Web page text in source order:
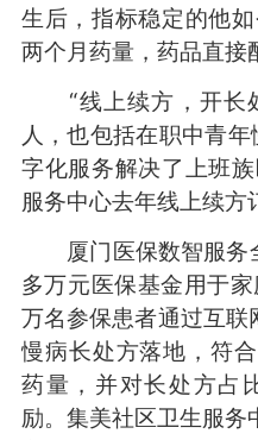
生后，指标稳定的他
两个月药量，药品直接
“线上续方，开长
人，也包括在职中青
字化服务解决了上班
服务中心去年线上续方
厦门医保数智服务
多万元医保基金用于
万名参保患者通过互联
慢病长处方落地，符
药量，并对长处方占
励。集美社区卫生服